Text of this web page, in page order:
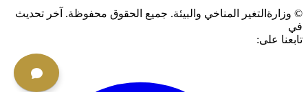
© وزارةالتغير المناخي والبيئة. جميع الحقوق محفوظة. آخر تحديث
في
تابعنا على: